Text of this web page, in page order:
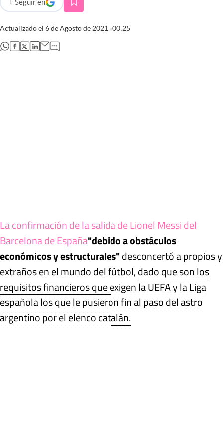
Actualizado el 6 de Agosto de 2021 00:25
+ Seguir en
abre en nueva pestaña
abre en nueva pestaña
abre en nueva pestaña
abre en nueva pestaña
abre en nueva pestaña
La confirmación de la salida de Lionel Messi del
Barcelona de España"debido a obstáculos
económicos y estructurales"desconcertó a propios y
extraños en el mundo del fútbol,dado que son los
requisitos financieros que exigen la UEFA y la Liga
española los que le pusieron fin al paso del astro
argentino por el elenco catalán.